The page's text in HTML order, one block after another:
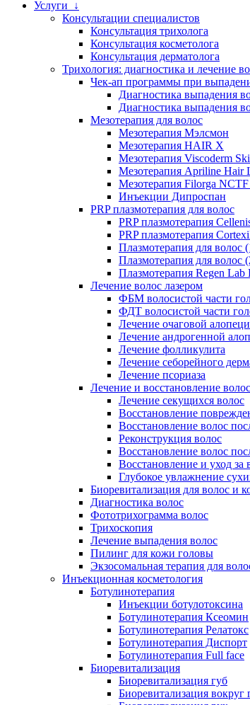
Услуги ↓
Консультации специалистов
Консультация трихолога
Консультация косметолога
Консультация дерматолога
Трихология: диагностика и лечение
Чек-ап программы при
Диагностика выпадения
Диагностика выпадения
Мезотерапия для волос
Мезотерапия Мэлсмон
Мезотерапия HAIR X
Мезотерапия Viscoderm
Мезотерапия Apriline Hair
Мезотерапия Filorga
Инъекции Дипроспан
PRP плазмотерапия для волос
PRP плазмотерапия
PRP плазмотерапия
Плазмотерапия для волос
Плазмотерапия для волос
Плазмотерапия Regen
Лечение волос лазером
ФБМ волосистой части
ФДТ волосистой части
Лечение очаговой
Лечение андрогенной
Лечение фолликулита
Лечение себорейного
Лечение псориаза
Лечение и восстановление волос
Лечение секущихся волос
Восстановление
Восстановление волос
Реконструкция волос
Восстановление волос
Восстановление и уход
Глубокое увлажнение
Биоревитализация для волос и
Диагностика волос
Фототрихограмма волос
Трихоскопия
Лечение выпадения волос
Пилинг для кожи головы
Экзосомальная терапия для
Инъекционная косметология
Ботулинотерапия
Инъекции ботулотоксина
Ботулинотерапия Ксеомин
Ботулинотерапия Релатокс
Ботулинотерапия Диспорт
Ботулинотерапия Full face
Биоревитализация
Биоревитализация губ
Биоревитализация вокруг